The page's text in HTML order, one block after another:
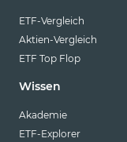
ETF-Vergleich
Aktien-Vergleich
ETF Top Flop
Wissen
Akademie
ETF-Explorer